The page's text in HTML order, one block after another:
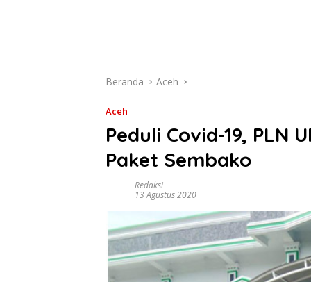
Beranda Aceh
Aceh
Peduli Covid-19, PLN
Paket Sembako
Redaksi
13 Agustus 2020